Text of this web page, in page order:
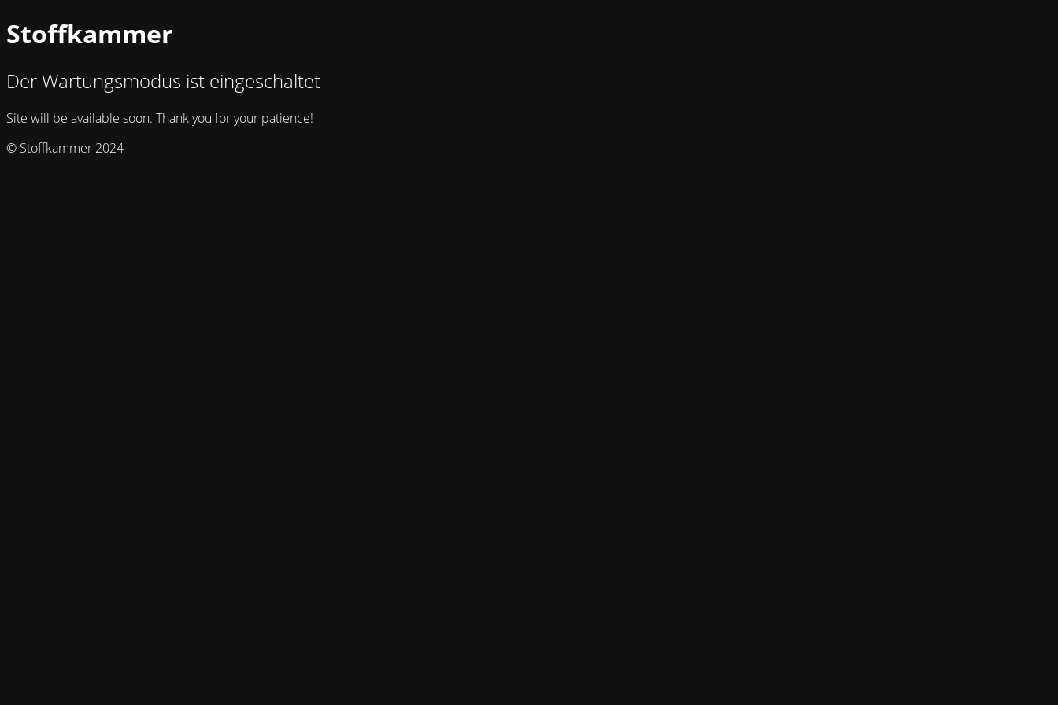
Stoffkammer
Der Wartungsmodus ist eingeschaltet
Site will be available soon. Thank you for your patience!
© Stoffkammer 2024